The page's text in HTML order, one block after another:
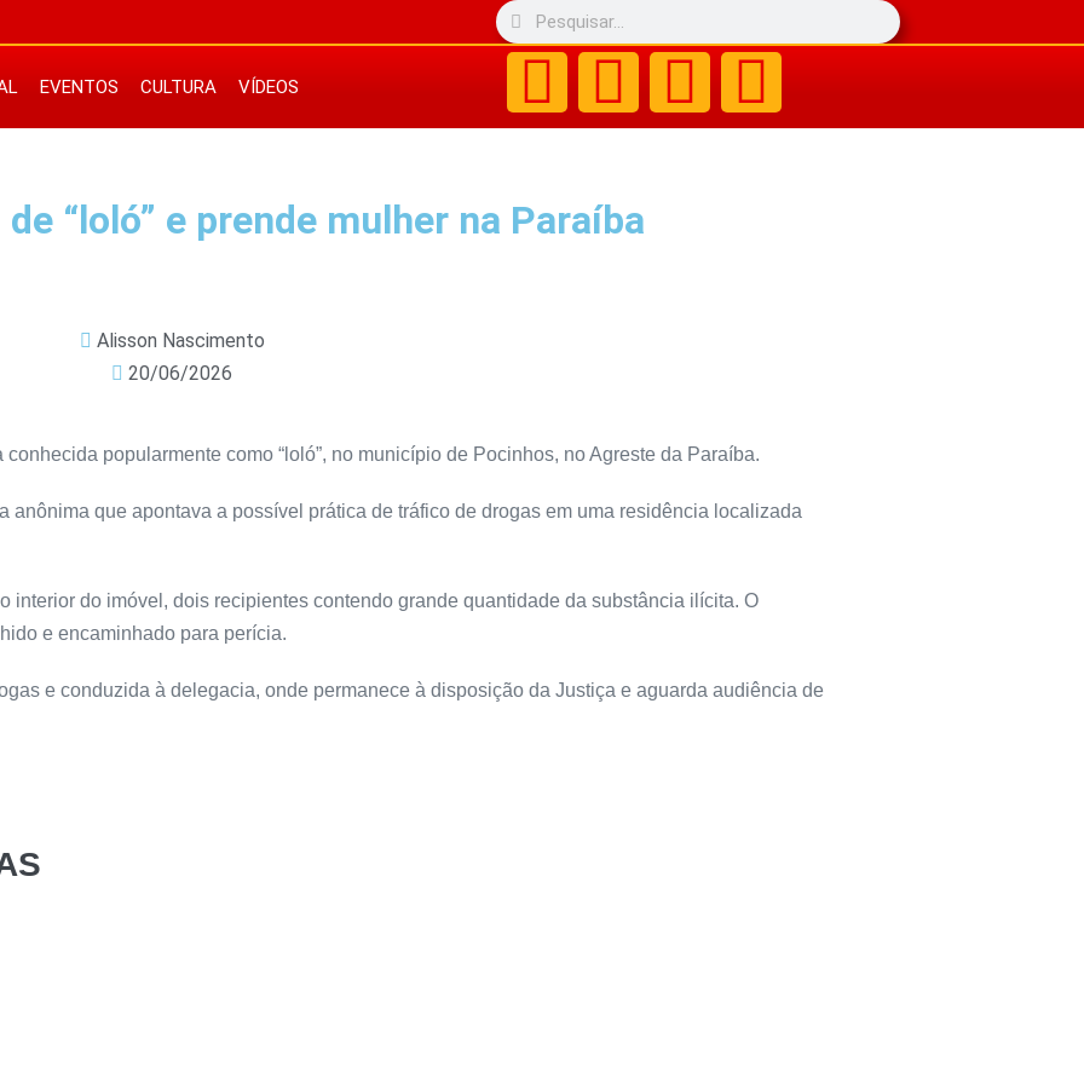
EVENTOS CULTURA VÍDEOS
“loló” e prende mulher na Paraíba
Alisson Nascimento
20/06/2026
popularmente como “loló”, no município de Pocinhos, no Agreste da Paraíba.
que apontava a possível prática de tráfico de drogas em uma residência localizada
do imóvel, dois recipientes contendo grande quantidade da substância ilícita. O
e encaminhado para perícia.
e conduzida à delegacia, onde permanece à disposição da Justiça e aguarda audiência de